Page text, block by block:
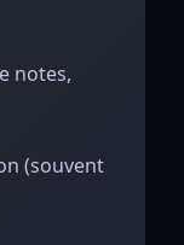
notes,
(souvent